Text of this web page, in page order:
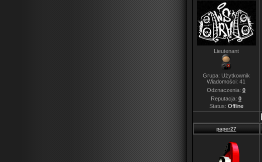
Lieutenant
Grupa: Użytkownik
Wiadomości: 41
Odznaczenia: 0
Reputacja: 0
Status: Offline
paper27